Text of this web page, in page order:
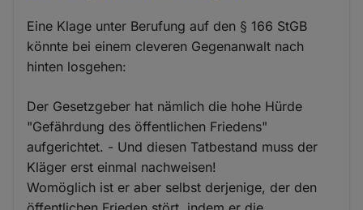
Eine Klage unter Berufung auf den § 166 StGB
könnte bei einem cleveren Gegenanwalt nach
hinten losgehen:
Der Gesetzgeber hat nämlich die hohe Hürde
"Gefährdung des öffentlichen Friedens"
aufgerichtet. - Und diesen Tatbestand muss der
Kläger erst einmal nachweisen!
Womöglich ist er aber selbst derjenige, der den